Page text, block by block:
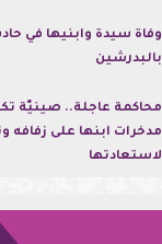
وفاة سيدة وابنيها في
بالبدرشين
محاكمة عاجلة.. صينيّة
مدخرات ابنها على زفافه
لاستعادتها